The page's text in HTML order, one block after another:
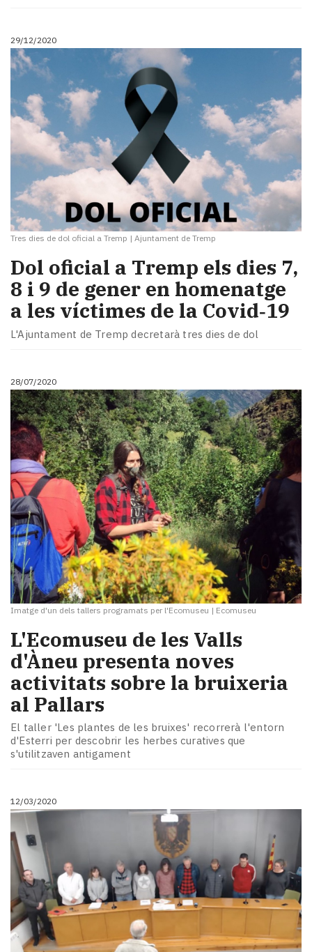
29/12/2020
Tres dies de dol oficial a Tremp | Ajuntament de Tremp
Dol oficial a Tremp els dies 7,
8 i 9 de gener en homenatge
a les víctimes de la Covid‑19
L'Ajuntament de Tremp decretarà tres dies de dol
28/07/2020
Imatge d'un dels tallers programats per l'Ecomuseu | Ecomuseu
L'Ecomuseu de les Valls
d'Àneu presenta noves
activitats sobre la bruixeria
al Pallars
El taller 'Les plantes de les bruixes' recorrerà l'entorn
d'Esterri per descobrir les herbes curatives que
s'utilitzaven antigament
12/03/2020